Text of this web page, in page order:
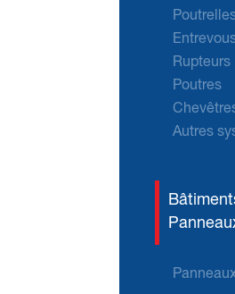
Rupteurs
Poutres
Autres